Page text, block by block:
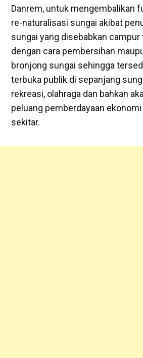
Danrem, untuk mengembalikan
re-naturalisasi sungai akibat
sungai yang disebabkan campur
dengan cara pembersihan
bronjong sungai sehingga
terbuka publik di sepanjang
rekreasi, olahraga dan bahkan
peluang pemberdayaan
sekitar.